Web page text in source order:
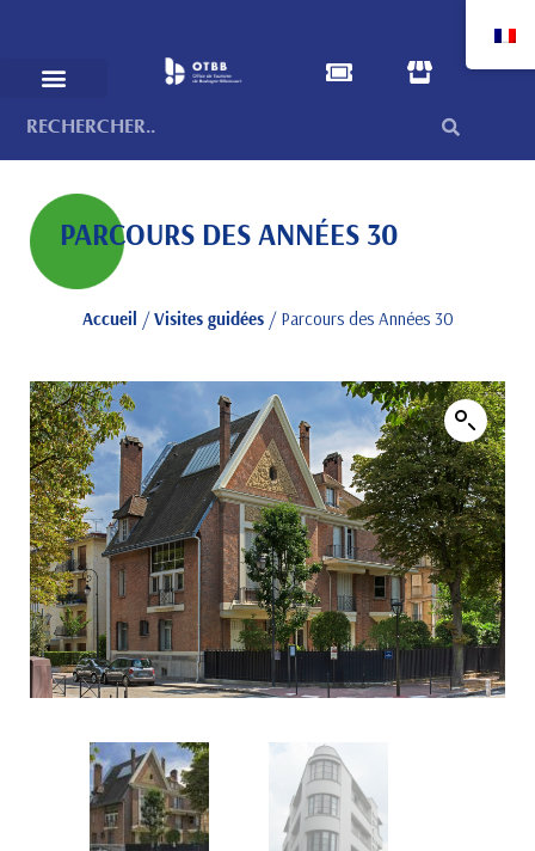
PARCOURS DES ANNÉES 30
Accueil /Visites guidées/ Parcours des Années 30